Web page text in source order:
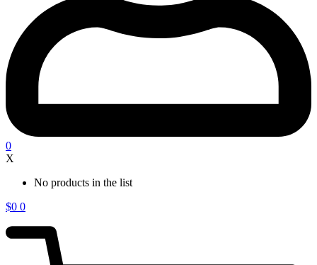
0
X
No products in the list
$0 0